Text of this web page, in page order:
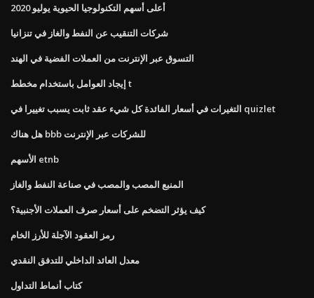
أعلى أسهم التكنولوجيا الحيوية يوليو 2020
شركات التنقيب عن النفط والغاز في تنزانيا
التسوق عبر الإنترنت من العملات الفضية في الهند
إيجاد العوامل باستخدام مخطط t
التغيرات في أسعار الفائدة كل شيء عقد ثابت يسبب تغييرا في quizlet
هل هناك bbb للشركات عبر الإنترنت
الأسهم etnb
المنبع المصب والمصب في صناعة النفط والغاز
كيف يؤثر التضخم على أسعار صرف العملات الأجنبية؟
رمز العقود الآجلة للأرز الخام
معدل العائد الداخلي للتدفق النقدي
كتاب أنماط التداول